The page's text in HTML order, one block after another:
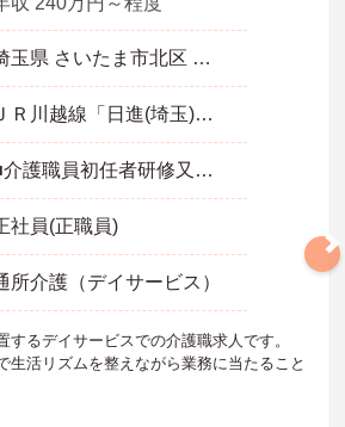
埼玉県 さいたま市北区 日進町２丁目４９８-２
ＪＲ川越線「日進(埼玉)駅」徒歩11分
■介護職員初任者研修又はホームヘルパー2級以上の資格をお持ちの方※無資格の方もご相談ください
社員(正職員)
所介護（デイサービス）
するデイサービスでの介護職求人です。
生活リズムを整えながら業務に当たること